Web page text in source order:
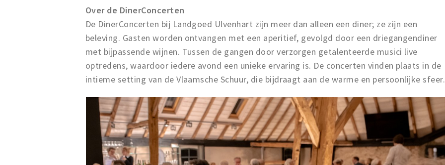
Over de DinerConcerten
De DinerConcerten bij Landgoed Ulvenhart zijn meer dan alleen een diner; ze zijn een
beleving. Gasten worden ontvangen met een aperitief, gevolgd door een driegangendiner
met bijpassende wijnen. Tussen de gangen door verzorgen getalenteerde musici live
optredens, waardoor iedere avond een unieke ervaring is. De concerten vinden plaats in de
intieme setting van de Vlaamsche Schuur, die bijdraagt aan de warme en persoonlijke sfeer.